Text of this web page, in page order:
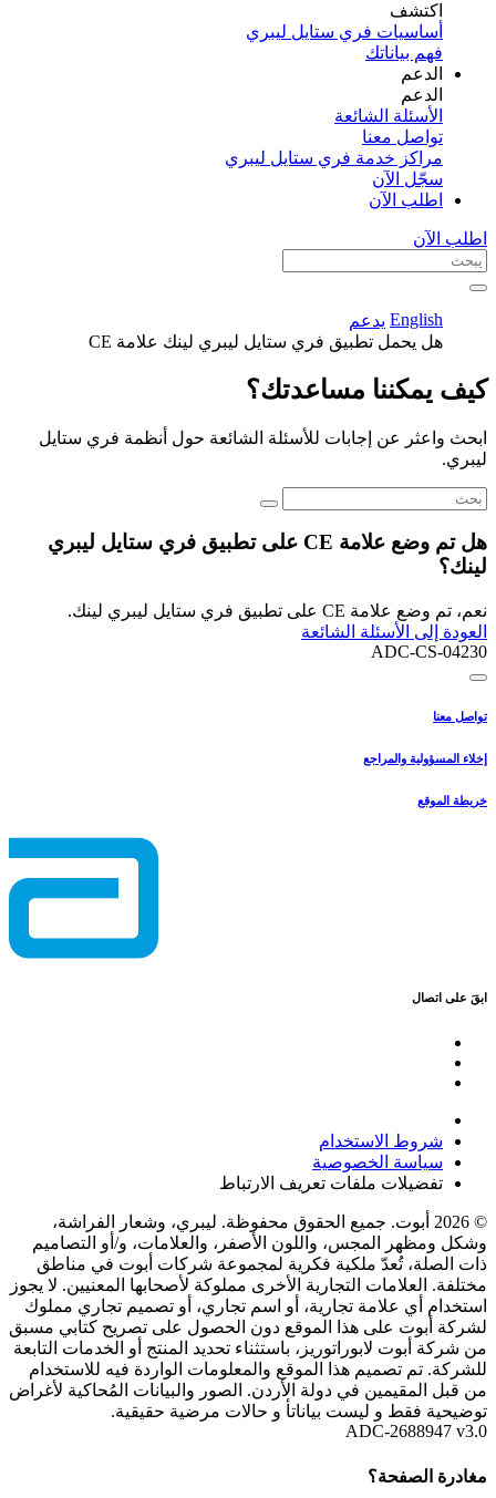
اكتشف​
أساسيات فري ستايل ليبري
فهم بياناتك
الدعم
الدعم
الأسئلة الشائعة
تواصل معنا
مراكز خدمة فري ستايل ليبري
سجّل الآن​
اطلب الآن
اطلب الآن
English يدعم
هل يحمل تطبيق فري ستايل ليبري لينك علامة CE
كيف يمكننا مساعدتك؟
ابحث واعثر عن إجابات للأسئلة الشائعة حول أنظمة فري ستايل
ليبري.
هل تم وضع علامة CE على تطبيق فري ستايل ليبري
لينك؟
نعم، تم وضع علامة CE على تطبيق فري ستايل ليبري لينك.
العودة إلى الأسئلة الشائعة
ADC-CS-04230
تواصل معنا
إخلاء المسؤولية والمراجع
خريطة الموقع
ابقَ على اتصال
شروط الاستخدام
سياسة الخصوصية
تفضيلات ملفات تعريف الارتباط
© 2026 أبوت. جميع الحقوق محفوظة. ليبري، وشعار الفراشة،
وشكل ومظهر المجس، واللون الأصفر، والعلامات، و/أو التصاميم
ذات الصلة، تُعدّ ملكية فكرية لمجموعة شركات أبوت في مناطق
مختلفة. العلامات التجارية الأخرى مملوكة لأصحابها المعنيين. لا يجوز
استخدام أي علامة تجارية، أو اسم تجاري، أو تصميم تجاري مملوك
لشركة أبوت على هذا الموقع دون الحصول على تصريح كتابي مسبق
من شركة أبوت لابوراتوريز، باستثناء تحديد المنتج أو الخدمات التابعة
للشركة. تم تصميم هذا الموقع والمعلومات الواردة فيه للاستخدام
من قبل المقيمين في دولة الأردن. الصور والبيانات المُحاكية لأغراض
توضيحية فقط و ليست بياناتأ و حالات مرضية حقيقية.
ADC-2688947 v3.0
مغادرة الصفحة؟